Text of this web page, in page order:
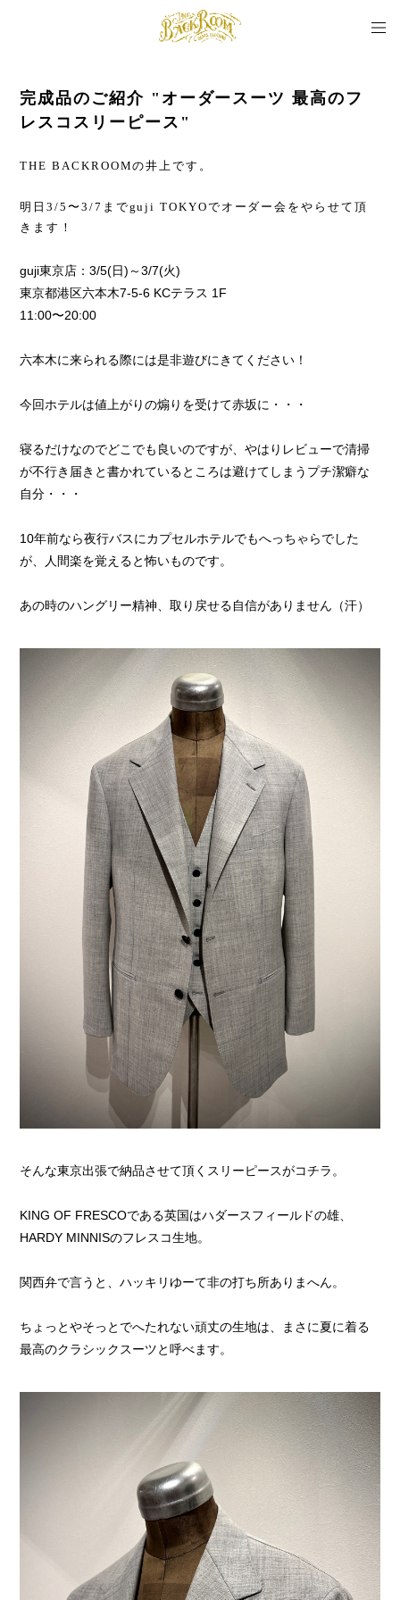
完成品のご紹介 "オーダースーツ 最高のフ
レスコスリーピース"
THE BACKROOMの井上です。
明日3/5〜3/7までguji TOKYOでオーダー会をやらせて頂
きます！
guji東京店：3/5(日)～3/7(火)
東京都港区六本木7-5-6 KCテラス 1F
11:00〜20:00
六本木に来られる際には是非遊びにきてください！
今回ホテルは値上がりの煽りを受けて赤坂に・・・
寝るだけなのでどこでも良いのですが、やはりレビューで清掃
が不行き届きと書かれているところは避けてしまうプチ潔癖な
自分・・・
10年前なら夜行バスにカプセルホテルでもへっちゃらでした
が、人間楽を覚えると怖いものです。
あの時のハングリー精神、取り戻せる自信がありません（汗）
そんな東京出張で納品させて頂くスリーピースがコチラ。
KING OF FRESCOである英国はハダースフィールドの雄、
HARDY MINNISのフレスコ生地。
関西弁で言うと、ハッキリゆーて非の打ち所ありまへん。
ちょっとやそっとでへたれない頑丈の生地は、まさに夏に着る
最高のクラシックスーツと呼べます。